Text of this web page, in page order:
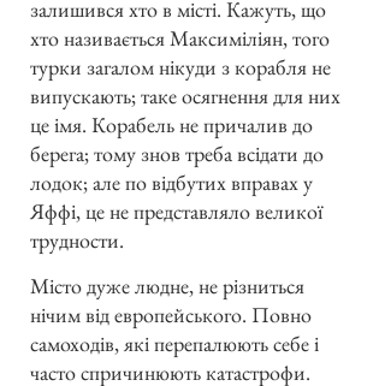
залишився хто в місті. Кажуть, що
хто називається Максиміліян, того
турки загалом нікуди з корабля не
випускають; таке осягнення для них
це імя. Корабель не причалив до
берега; тому знов треба всідати до
лодок; але по відбутих вправах у
Яффі, це не представляло великої
трудности.
Місто дуже людне, не різниться
нічим від европейського. Повно
самоходів, які перепалюють себе і
часто спричинюють катастрофи.